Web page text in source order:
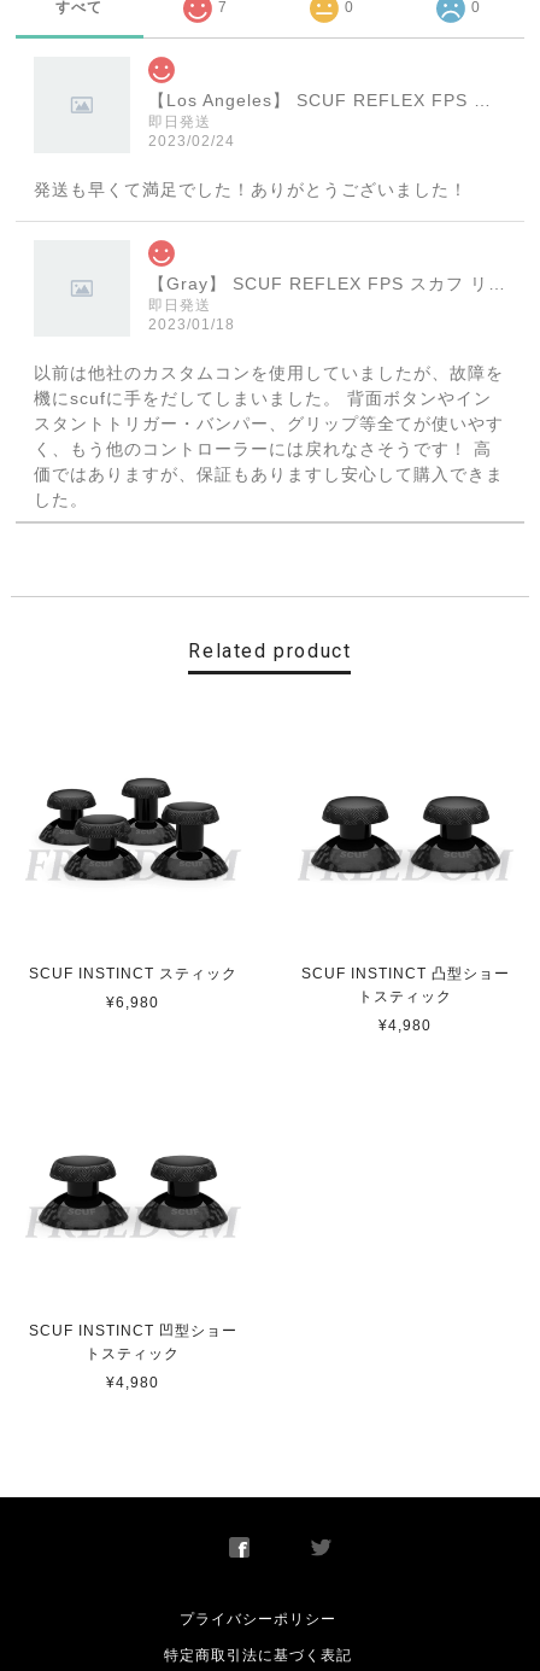
すべて 7 0 0
【Los Angeles】 SCUF REFLEX FPS スカフ リフレックス エフピーエス
即日発送
2023/02/24
発送も早くて満足でした！ありがとうございました！
【Gray】 SCUF REFLEX FPS スカフ リフレックス エフピーエス
即日発送
2023/01/18
以前は他社のカスタムコンを使用していましたが、故障を
機にscufに手をだしてしまいました。 背面ボタンやイン
スタントトリガー・バンパー、グリップ等全てが使いやす
く、もう他のコントローラーには戻れなさそうです！ 高
価ではありますが、保証もありますし安心して購入できま
した。
【Cherry Blossom】 SCUF REFLEX FPS スカフ リフレックス エフピーエス
即日発送
2022/11/16
便利ですね ありがとうございました
取り寄せ（3-4週間）
2022/11/13
に嬉しく思っています。 不具合の際は修理も受け付けて
くれると言う事で、今後も安心して使用出来ます。 かな
り良心的なショップだと思います。
2022/05/24
Related product
SCUF INSTINCT スティック
¥6,980
SCUF INSTINCT 凸型ショー
トスティック
¥4,980
SCUF INSTINCT 凹型ショー
トスティック
¥4,980
プライバシーポリシー
特定商取引法に基づく表記